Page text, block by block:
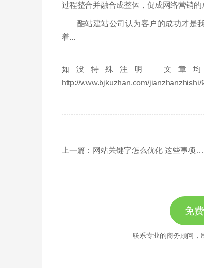
过程整合并融合成整体，促成网络营销的
酷站建站公司认为客户的成功才是我
着...
如没特殊注明，文章
http://www.bjkuzhan.com/jianzhanzhishi/
上一篇：网站关键字怎么优化 这些事项要知晓
免
联系专业的商务顾问，